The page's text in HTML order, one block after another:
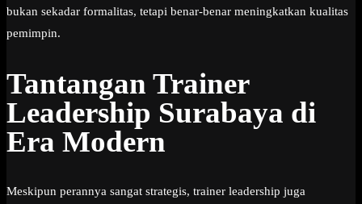
bukan sekadar formalitas, tetapi benar-benar meningkatkan kualitas
pemimpin.
Tantangan Trainer
Leadership Surabaya di
Era Modern
Meskipun perannya sangat strategis, trainer leadership juga